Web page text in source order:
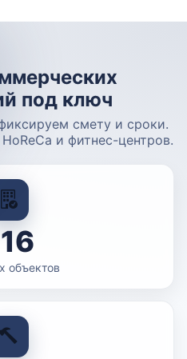
под ключ
смету и сроки.
и фитнес-центров.
объектов